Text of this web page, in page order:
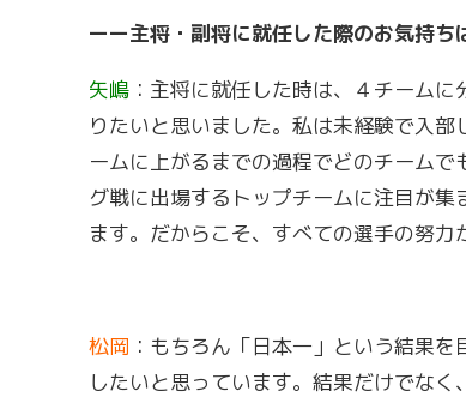
ーー主将・副将に就任した際のお気持ち
矢嶋 ：主将に就任した時は、４チーム
りたいと思いました。私は未経験で入
ームに上がるまでの過程でどのチーム
グ戦に出場するトップチームに注目が
ます。だからこそ、すべての選手の努力
松岡 ：もちろん「日本一」という結果
したいと思っています。結果だけでな